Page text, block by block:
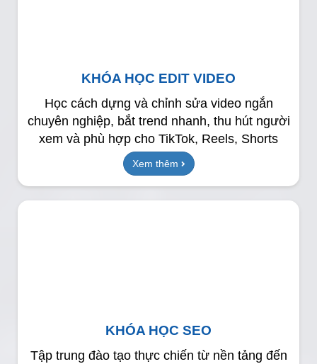
KHÓA HỌC EDIT VIDEO
Học cách dựng và chỉnh sửa video ngắn
chuyên nghiệp, bắt trend nhanh, thu hút người
xem và phù hợp cho TikTok, Reels, Shorts
Xem thêm
KHÓA HỌC SEO
Tập trung đào tạo thực chiến từ nền tảng đến